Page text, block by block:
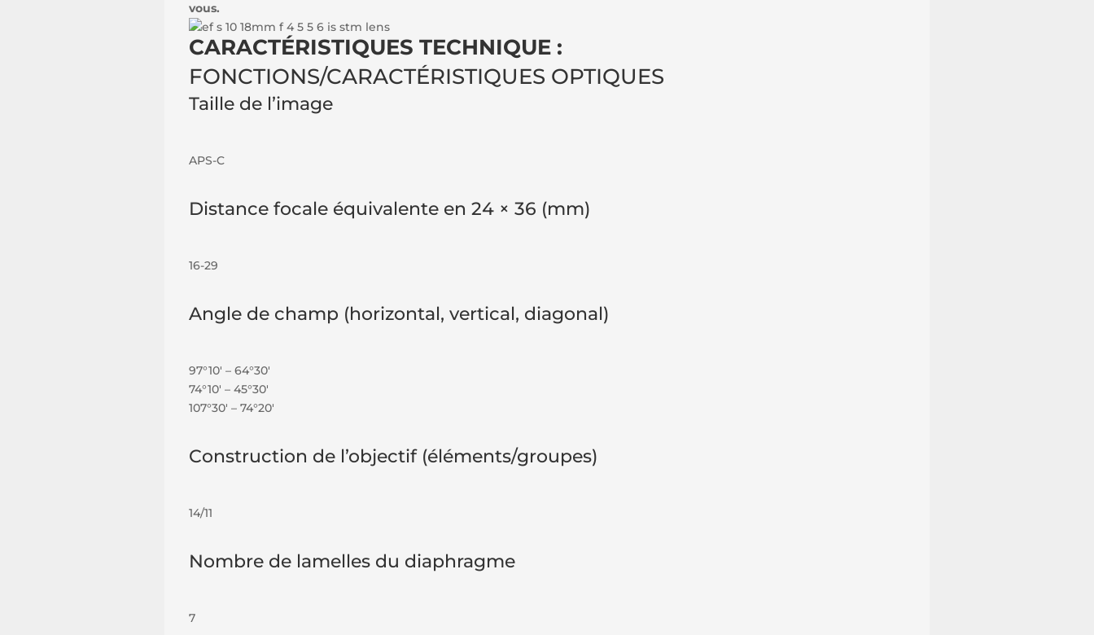
vous.
CARACTÉRISTIQUES TECHNIQUE :
FONCTIONS/CARACTÉRISTIQUES OPTIQUES
Taille de l’image
APS-C
Distance focale équivalente en 24 × 36 (mm)
16-29
Angle de champ (horizontal, vertical, diagonal)
97°10′ – 64°30′
74°10′ – 45°30′
107°30′ – 74°20′
Construction de l’objectif (éléments/groupes)
14/11
Nombre de lamelles du diaphragme
7